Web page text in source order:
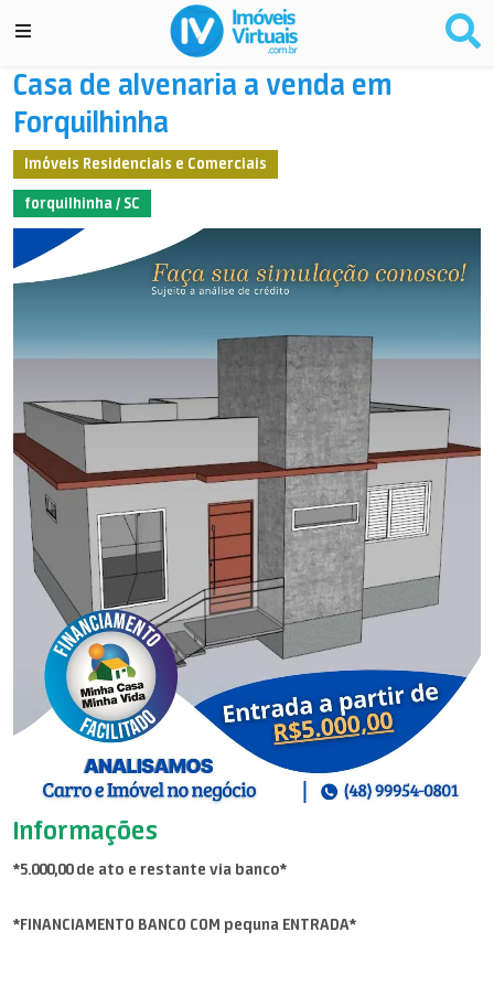
Casa de alvenaria a venda em
Forquilhinha
Imóveis Residenciais e Comerciais
forquilhinha / SC
Informações
*5.000,00 de ato e restante via banco*
*FINANCIAMENTO BANCO COM pequna ENTRADA*